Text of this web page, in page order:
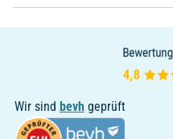
Wir sind bevh geprüft